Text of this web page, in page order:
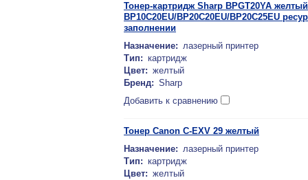
Тонер-картридж Sharp BPGT20YA
BP10C20EU/BP20C20EU/BP20C25EU
заполнении
Назначение: лазерный принтер
Тип: картридж
Цвет: желтый
Бренд: Sharp
Добавить к сравнению
Тонер Canon C-EXV 29 желтый
Назначение: лазерный принтер
Тип: картридж
Цвет: желтый